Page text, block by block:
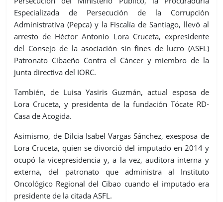
Especializada de Persecución de la Corrupción
Administrativa (Pepca) y la Fiscalía de Santiago, llevó al
arresto de Héctor Antonio Lora Cruceta, expresidente
del Consejo de la asociación sin fines de lucro (ASFL)
Patronato Cibaeño Contra el Cáncer y miembro de la
junta directiva del IORC.
También, de Luisa Yasiris Guzmán, actual esposa de
Lora Cruceta, y presidenta de la fundación Tócate RD-
Casa de Acogida.
Asimismo, de Dilcia Isabel Vargas Sánchez, exesposa de
Lora Cruceta, quien se divorció del imputado en 2014 y
ocupó la vicepresidencia y, a la vez, auditora interna y
externa, del patronato que administra al Instituto
Oncológico Regional del Cibao cuando el imputado era
presidente de la citada ASFL.